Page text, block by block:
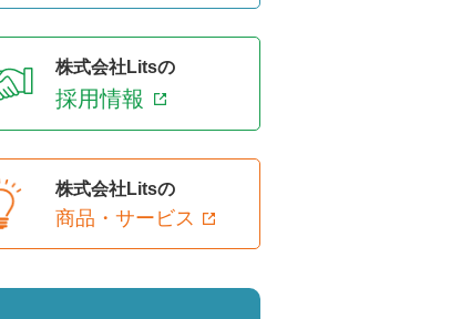
株式会社Litsの
採用情報
株式会社Litsの
商品・サービス